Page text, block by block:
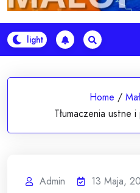
Home /
Tłumaczenia ustne
Admin 13 Maja,